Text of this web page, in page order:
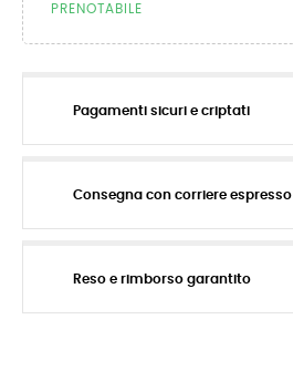
PRENOTABILE
Pagamenti sicuri e criptati
Consegna con corriere espresso
Reso e rimborso garantito